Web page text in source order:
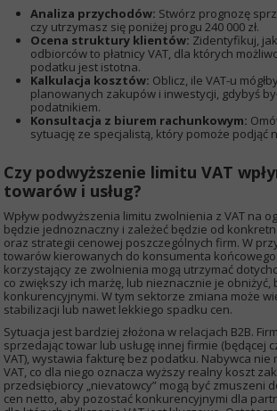
Analiza przychodów: Stwórz prognozę
czy utrzymasz się poniżej progu 240 000 zł.
Ocena struktury klientów: Zidentyfikuj,
odbiorców to płatnicy VAT, dla których
podatku jest istotna.
Kalkulacja kosztów: Oblicz, ile VAT-u
planowanych zakupów i inwestycji, gdybyś
podatnikiem.
Konsultacja z biurem rachunkowym:
sytuację ze specjalistą, który pomoże podjąć
Czy podwyższenie limitu VAT
towarów i usług?
Wpływ podwyższenia limitu zwolnienia z VAT na
będzie jednoznaczny i zależeć będzie od
oraz strategii cenowej poszczególnych firm. W
towarów kierowanych do konsumenta końcowego
korzystający ze zwolnienia mogą utrzymać
co zwiększy ich marżę, lub nieznacznie je obniżyć,
konkurencyjnymi. W tym sektorze zmiana może
stabilizacji lub nawet lekkiego spadku cen.
Sytuacja jest bardziej złożona w relacjach B2B.
sprzedając towar lub usługę innej firmie (będącej
VAT), wystawia fakturę bez podatku. Nabywca nie
VAT, co dla niego oznacza wyższy realny koszt
przedsiębiorcy „nievatowcy” mogą być zmuszeni
cen netto, aby pozostać konkurencyjnymi dla